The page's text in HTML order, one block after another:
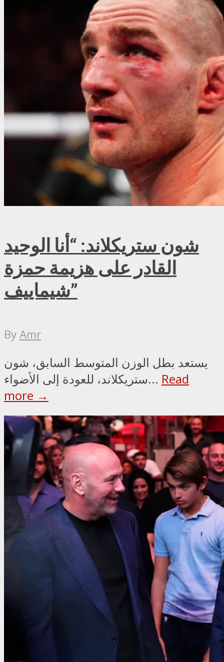
شون ستريكلاند: “أنا الوحيد
القادر على هزيمة حمزة
شيماييف”
ByAmr
يستعد بطل الوزن المتوسط السابق، شون
ستريكلاند، للعودة إلى الأضواء... Read
more →